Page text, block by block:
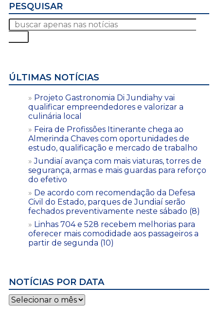
PESQUISAR
ÚLTIMAS NOTÍCIAS
Projeto Gastronomia Di Jundiahy vai
qualificar empreendedores e valorizar a
culinária local
Feira de Profissões Itinerante chega ao
Almerinda Chaves com oportunidades de
estudo, qualificação e mercado de trabalho
Jundiaí avança com mais viaturas, torres de
segurança, armas e mais guardas para reforço
do efetivo
De acordo com recomendação da Defesa
Civil do Estado, parques de Jundiaí serão
fechados preventivamente neste sábado (8)
Linhas 704 e 528 recebem melhorias para
oferecer mais comodidade aos passageiros a
partir de segunda (10)
NOTÍCIAS POR DATA
Notícias
por